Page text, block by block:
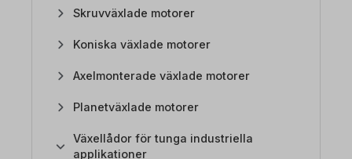
Skruvväxlade motorer
Koniska växlade motorer
Axelmonterade växlade motorer
Planetväxlade motorer
Växellådor för tunga industriella
applikationer